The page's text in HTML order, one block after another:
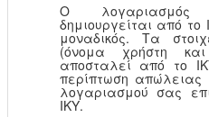
Ο
δημιουργείται από το
μοναδικός. Τα
(όνομα χρήστη
αποσταλεί από το
περίπτωση απώλειας
λογαριασμού σας
ΙΚΥ.